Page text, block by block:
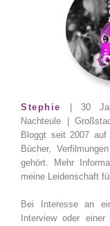
Stephie | 30
Nachteule |
Bloggt seit 2007
Bücher,
gehört. Mehr
meine Leidenschaft
Bei Interesse an
Interview oder